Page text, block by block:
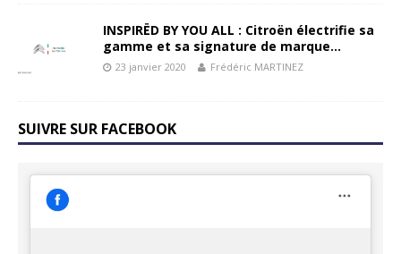
INSPIRËD BY YOU ALL : Citroën électrifie sa
gamme et sa signature de marque…
23 janvier 2020 Frédéric MARTINEZ
SUIVRE SUR FACEBOOK